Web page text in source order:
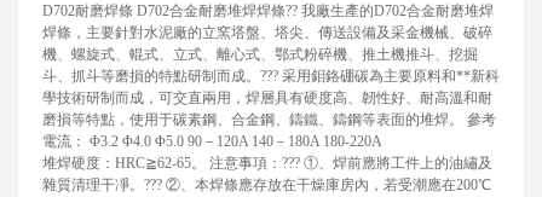
D702耐磨焊條 D702合金耐磨堆焊焊條?? 我廠生產的D702合金耐磨堆焊
焊條，主要針對水泥廠的立窯塔盤、塔尖、傳送設備及采金機械、破碎
機、螺旋式、輥式、立式、離心式、鄂式粉碎機、推土機推斗、挖掘
斗、抓斗等磨損的特點研制而成。??? 采用鉬鉻硼碳為主要原料和**新科
學技術研制而成，可交直兩用，焊層具有硬度高、韌性好、耐高溫和耐
磨損等特點，使用于碳素鋼、合金鋼、鑄鐵、鑄鋼等表面的堆焊。 參考
電流： Φ3.2 Φ4.0 Φ5.0 90－120A 140－180A 180-220A
堆焊硬度：HRC≧62-65。 注意事項：??? ①、焊前應將工件上的油繡及
雜質清理干凈。??? ②、本焊條應存放在干燥庫房內，若受潮應在200℃